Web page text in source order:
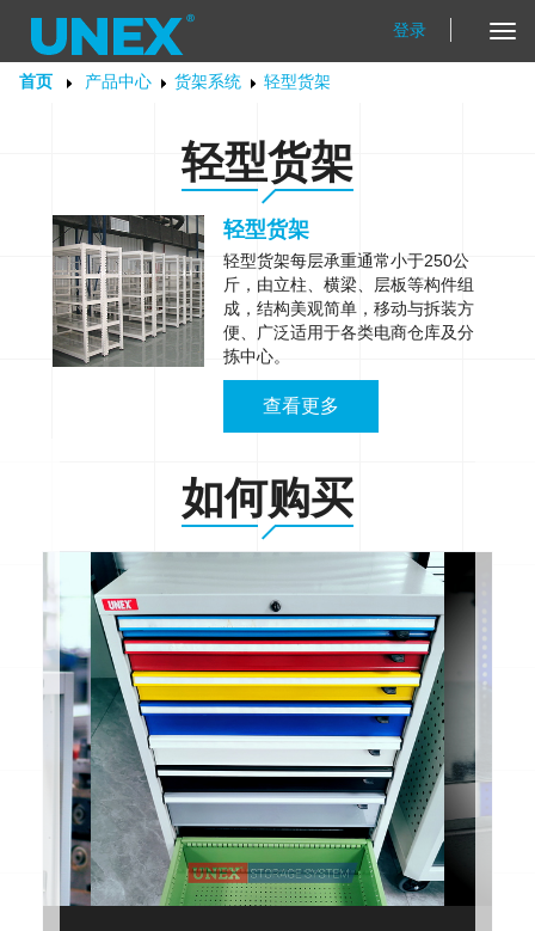
登录
首页 产品中心 货架系统 轻型货架
轻型货架
轻型货架
轻型货架每层承重通常小于250公
斤，由立柱、横梁、层板等构件组
成，结构美观简单，移动与拆装方
便、广泛适用于各类电商仓库及分
拣中心。
查看更多
如何购买